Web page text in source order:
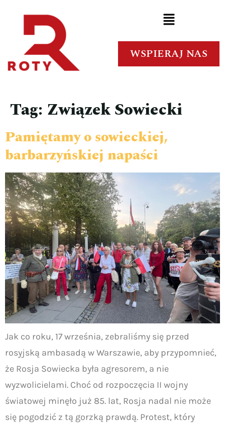
WSPIERAJ NAS
Tag: Związek Sowiecki
Pamiętamy o sowieckiej,
barbarzyńskiej napaści
Jak co roku, 17 września, zebraliśmy się przed
rosyjską ambasadą w Warszawie, aby przypomnieć,
że Rosja Sowiecka była agresorem, a nie
wyzwolicielami. Choć od rozpoczęcia II wojny
światowej minęło już 85. lat, Rosja nadal nie może
się pogodzić z tą gorzką prawdą. Protest, który